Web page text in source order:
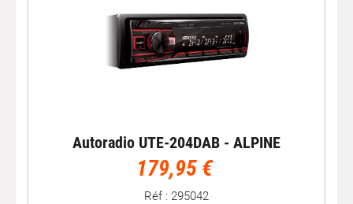
Autoradio UTE-204DAB - ALPINE
179,95 €
Réf : 295042